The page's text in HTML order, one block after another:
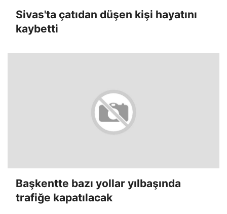
Sivas'ta çatıdan düşen kişi hayatını
kaybetti
Başkentte bazı yollar yılbaşında
trafiğe kapatılacak